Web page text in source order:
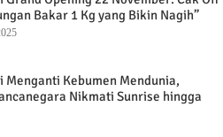
Bakar 1 Kg yang Bikin Nagih”
Menganti Kebumen Mendunia,
Nikmati Sunrise hingga
Cottage